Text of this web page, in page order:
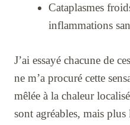
Cataplasmes
inflammations
J’ai essayé chacune de
ne m’a procuré cette
mêlée à la chaleur
sont agréables, mais